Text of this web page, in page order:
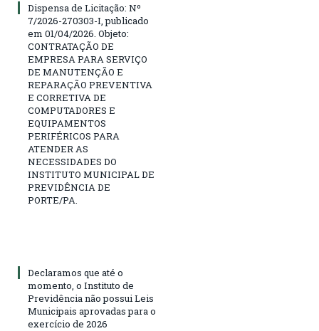
Dispensa de Licitação: Nº
7/2026-270303-I, publicado
em 01/04/2026. Objeto:
CONTRATAÇÃO DE
EMPRESA PARA SERVIÇO
DE MANUTENÇÃO E
REPARAÇÃO PREVENTIVA
E CORRETIVA DE
COMPUTADORES E
EQUIPAMENTOS
PERIFÉRICOS PARA
ATENDER AS
NECESSIDADES DO
INSTITUTO MUNICIPAL DE
PREVIDÊNCIA DE
PORTE/PA.
Declaramos que até o
momento, o Instituto de
Previdência não possui Leis
Municipais aprovadas para o
exercício de 2026